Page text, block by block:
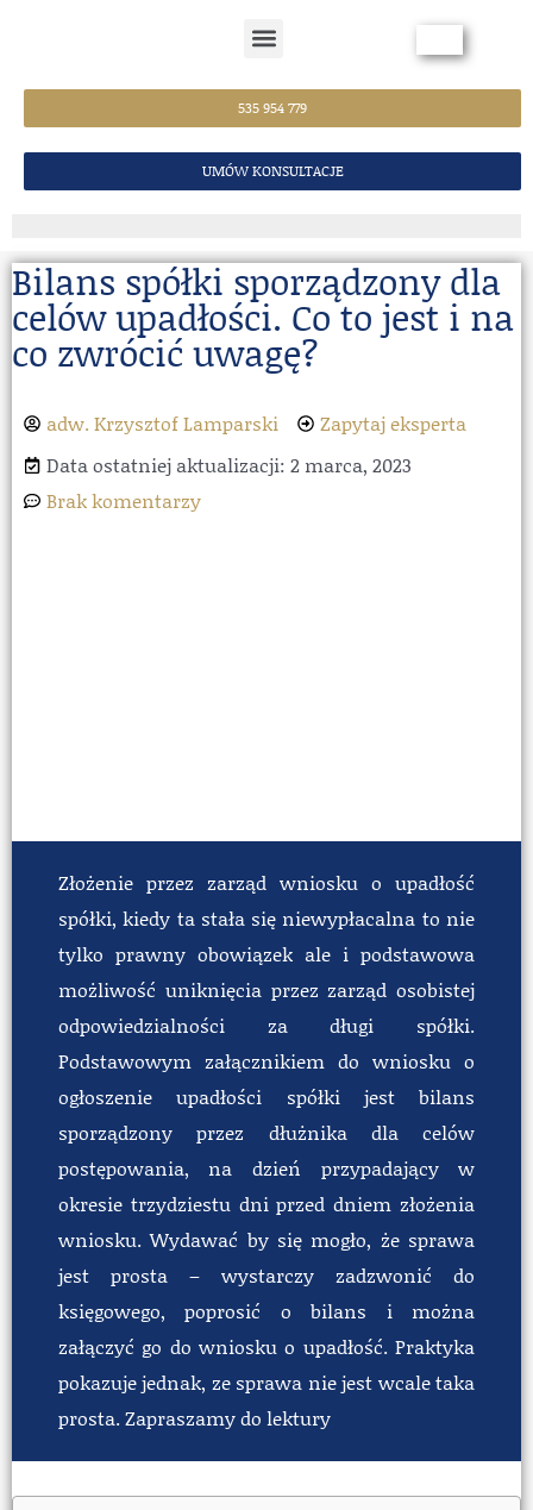
535 954 779
UMÓW KONSULTACJE
Bilans spółki sporządzony dla
celów upadłości. Co to jest i na
co zwrócić uwagę?
adw. Krzysztof Lamparski
Zapytaj eksperta
Data ostatniej aktualizacji: 2 marca, 2023
Brak komentarzy
Złożenie przez zarząd wniosku o upadłość
spółki, kiedy ta stała się niewypłacalna to nie
tylko prawny obowiązek ale i podstawowa
możliwość uniknięcia przez zarząd osobistej
odpowiedzialności za długi spółki.
Podstawowym załącznikiem do wniosku o
ogłoszenie upadłości spółki jest bilans
sporządzony przez dłużnika dla celów
postępowania, na dzień przypadający w
okresie trzydziestu dni przed dniem złożenia
wniosku. Wydawać by się mogło, że sprawa
jest prosta – wystarczy zadzwonić do
księgowego, poprosić o bilans i można
załączyć go do wniosku o upadłość. Praktyka
pokazuje jednak, ze sprawa nie jest wcale taka
prosta. Zapraszamy do lektury